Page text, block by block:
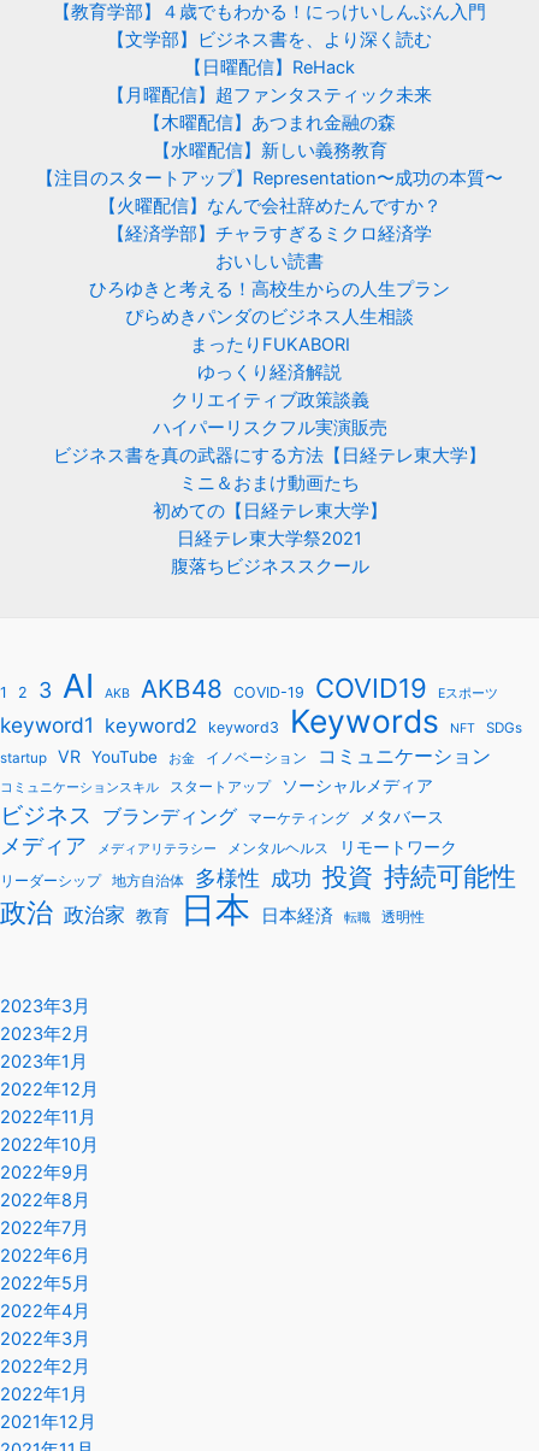
【教育学部】４歳でもわかる！にっけいしんぶん入門
【文学部】ビジネス書を、より深く読む
【日曜配信】ReHack
【月曜配信】超ファンタスティック未来
【木曜配信】あつまれ金融の森
【水曜配信】新しい義務教育
【注目のスタートアップ】Representation〜成功の本質〜
【火曜配信】なんで会社辞めたんですか？
【経済学部】チャラすぎるミクロ経済学
おいしい読書
ひろゆきと考える！高校生からの人生プラン
ぴらめきパンダのビジネス人生相談
まったりFUKABORI
ゆっくり経済解説
クリエイティブ政策談義
ハイパーリスクフル実演販売
ビジネス書を真の武器にする方法【日経テレ東大学】
ミニ＆おまけ動画たち
初めての【日経テレ東大学】
日経テレ東大学祭2021
腹落ちビジネススクール
1 2 3 AI AKB AKB48 COVID-19 COVID19 Eスポーツ
keyword1 keyword2 keyword3 Keywords NFT
SDGs
startup
VR YouTube お金 イノベーション コミュニケーション
コミュニケーションスキル スタートアップ ソーシャルメディア
ビジネス ブランディング マーケティング メタバース
メディア メディアリテラシー メンタルヘルス リモートワーク
リーダーシップ 地方自治体 多様性 成功 投資 持続可能性
政治 政治家 教育 日本 日本経済 転職 透明性
2023年3月
2023年2月
2023年1月
2022年12月
2022年11月
2022年10月
2022年9月
2022年8月
2022年7月
2022年6月
2022年5月
2022年4月
2022年3月
2022年2月
2022年1月
2021年12月